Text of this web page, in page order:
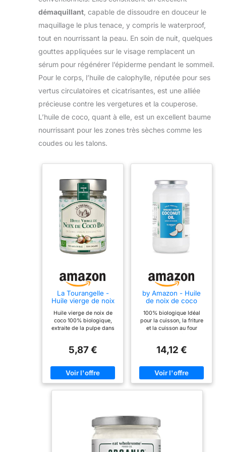
bio adoucit et hydrate les peaux et cuirs chevelus
raffermissante et lissante pour le corps et le visage.
Elle renforce le film de la peau sans fini gras, car
c’est une huile sèche. Son odeur neutre en fait une
parfaite base végétale pour les mélanges et
cosmétiques maison
TOUS TYPE DE CHEVEUX
SECS, GRAS, CASSANTS, LISSES, FRISÉS : L’huile de
jojoba pour les cheveux adoucit et revitalise. Elle
apporte souplesse et brillance pour dessiner les
boucles des cheveux ondulés et frisés. Cette cire de
aux pointes, quelle que soit leur nature. Le jojoba est
une huile pour cheveux idéale
FLACON EN
Nos valeurs portent sur la qualité du produit et le
travaillons au plus proche pour vous garantir le
démaquillant , capable de dissoudre en douceur le
maquillage le plus tenace, y compris le waterproof,
tout en nourrissant la peau. En soin de nuit, quelques
gouttes appliquées sur le visage remplacent un
sérum pour régénérer l’épiderme pendant le sommeil.
Pour le corps, l’huile de calophylle, réputée pour ses
vertus circulatoires et cicatrisantes, est une alliée
précieuse contre les vergetures et la couperose.
L’huile de coco, quant à elle, est un excellent baume
nourrissant pour les zones très sèches comme les
coudes ou les talons.
La Tourangelle -
Huile vierge de noix
Biologique -
Première pression à
froid - Cuisine et
Huile vierge de noix de
coco 100% biologique,
extraite de la pulpe dans
huile vierge de noix de
des Philippines et est
extraite selon des
méthodes traditionnelles
pour conserver toutes ses
s'utilise dans la cuisine de
tous les jours : en
remplacement du beurre
pour les pâtisseries, pour
les cuissons de viandes &
5,87 €
by Amazon - Huile
de noix de coco
950 ml
100% biologique Idéal
pour la cuisson, la friture
et la cuisson au four
14,12 €